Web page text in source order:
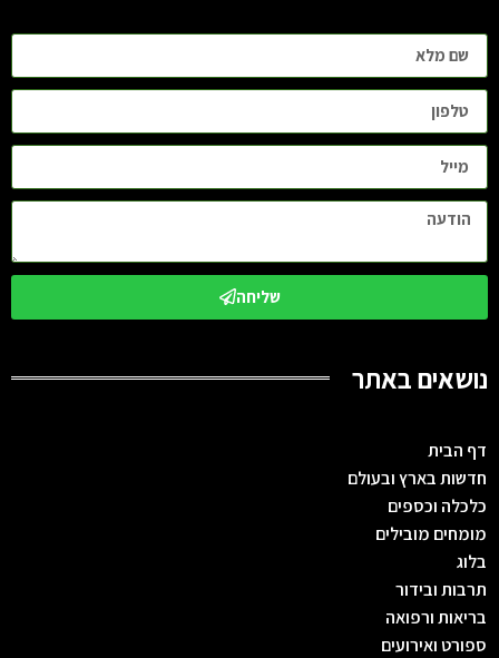
שליחה
נושאים באתר
דף הבית
חדשות בארץ ובעולם
כלכלה וכספים
מומחים מובילים
בלוג
תרבות ובידור
בריאות ורפואה
ספורט ואירועים